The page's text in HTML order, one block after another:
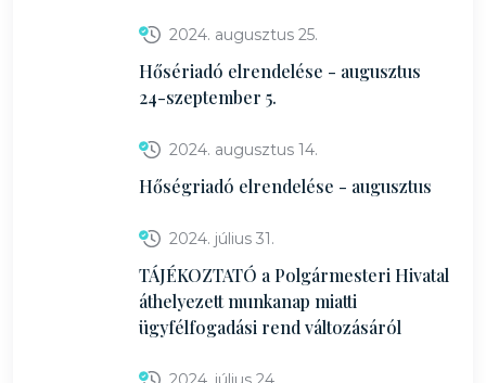
2024. augusztus 25.
Hősériadó elrendelése - augusztus
24-szeptember 5.
2024. augusztus 14.
Hőségriadó elrendelése - augusztus
2024. július 31.
TÁJÉKOZTATÓ a Polgármesteri Hivatal
áthelyezett munkanap miatti
ügyfélfogadási rend változásáról